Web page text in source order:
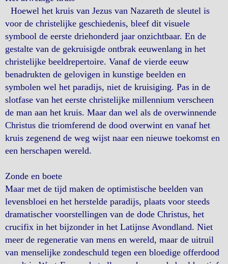
Hoewel het kruis van Jezus van Nazareth de sleutel is
voor de christelijke geschiedenis, bleef dit visuele
symbool de eerste driehonderd jaar onzichtbaar. En de
gestalte van de gekruisigde ontbrak eeuwenlang in het
christelijke beeldrepertoire. Vanaf de vierde eeuw
benadrukten de gelovigen in kunstige beelden en
symbolen wel het paradijs, niet de kruisiging. Pas in de
slotfase van het eerste christelijke millennium verscheen
de man aan het kruis. Maar dan wel als de overwinnende
Christus die triomferend de dood overwint en vanaf het
kruis zegenend de weg wijst naar een nieuwe toekomst en
een herschapen wereld.
Zonde en boete
Maar met de tijd maken de optimistische beelden van
levensbloei en het herstelde paradijs, plaats voor steeds
dramatischer voorstellingen van de dode Christus, het
crucifix in het bijzonder in het Latijnse Avondland. Niet
meer de regeneratie van mens en wereld, maar de uitruil
van menselijke zondeschuld tegen een bloedige offerdood